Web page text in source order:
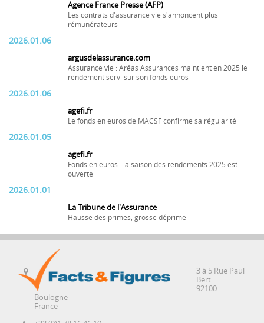
Agence France Presse (AFP)
Les contrats d'assurance vie s'annoncent plus
rémunérateurs
2026.01.06
argusdelassurance.com
Assurance vie : Aréas Assurances maintient en 2025 le
rendement servi sur son fonds euros
2026.01.06
agefi.fr
Le fonds en euros de MACSF confirme sa régularité
2026.01.05
agefi.fr
Fonds en euros : la saison des rendements 2025 est
ouverte
2026.01.01
La Tribune de l'Assurance
Hausse des primes, grosse déprime
3 à 5 Rue Paul
Bert
92100
Boulogne
France